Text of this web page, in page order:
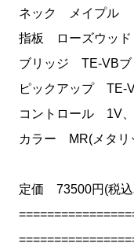
ネック メイプル
指板 ローズウッド
ブリッジ TE-VBブ
ピックアップ TE-
コントロール 1V
カラー MR(メタリ
定価 73500円(税